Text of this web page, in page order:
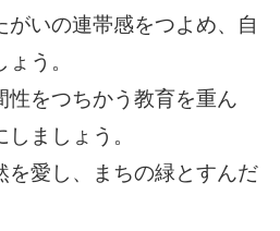
いの連帯感をつよめ、自
う。
性をつちかう教育を重ん
ましょう。
を愛し、まちの緑とすんだ